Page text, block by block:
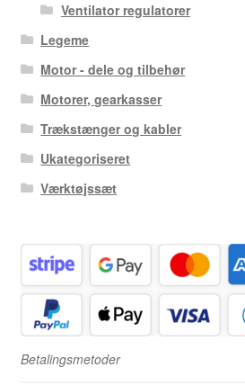
Ventilator regulatorer
Legeme
Motor - dele og tilbehør
Motorer, gearkasser
Trækstænger og kabler
Ukategoriseret
Værktøjssæt
Betalingsmetoder